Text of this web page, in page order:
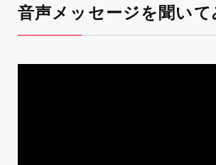
音声メッセージを聞いて